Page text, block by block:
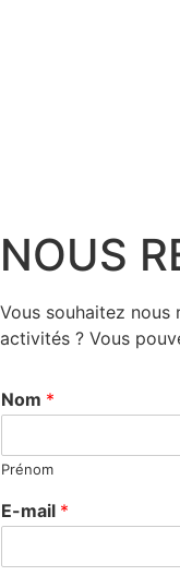
NOUS
Vous souhaitez nous
activités ? Vous
Nom *
Prénom
E-mail *